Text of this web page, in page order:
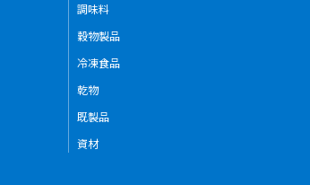
調味料
穀物製品
冷凍食品
乾物
既製品
資材